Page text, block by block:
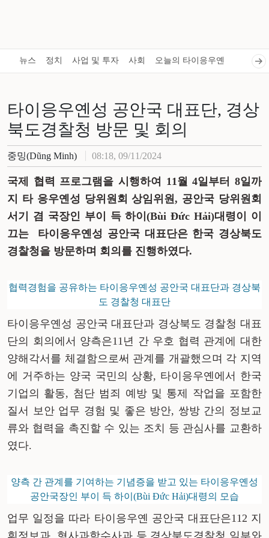
뉴스 정치 사업 및 투자 사회 오늘의 타이응우옌
타이응우옌성 공안국 대표단, 경상
북도경찰청 방문 및 회의
중밍(Dũng Minh) 08:18, 09/11/2024
국제 협력 프로그램을 시행하여 11월 4일부터 8일까
지 타 응우옌성 당위원회 상임위원, 공안국 당위원회
서기 겸 국장인 부이 득 하이(Bùi Đức Hải)대령이 이
끄는 타이응우옌성 공안국 대표단은 한국 경상북도
경찰청을 방문하며 회의를 진행하였다.
협력경험을 공유하는 타이응우옌성 공안국 대표단과 경상북
도 경찰청 대표단
타이응우옌성 공안국 대표단과 경상북도 경찰청 대표
단의 회의에서 양측은11년 간 우호 협력 관계에 대한
양해각서를 체결함으로써 관계를 개괄했으며 각 지역
에 거주하는 양국 국민의 상황, 타이응우옌에서 한국
기업의 활동, 첨단 범죄 예방 및 통제 작업을 포함한
질서 보안 업무 경험 및 좋은 방안, 쌍방 간의 정보교
류와 협력을 촉진할 수 있는 조치 등 관심사를 교환하
였다.
양측 간 관계를 기여하는 기념증을 받고 있는 타이응우옌성
공안국장인 부이 득 하이(Bùi Đức Hải)대령의 모습
업무 일정을 따라 타이응우옌 공안국 대표단은112 지
휘정보과, 형사과학수사과 등 경상북도경찰청 일부와